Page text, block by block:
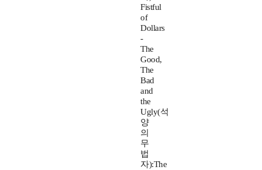
Fistful
of
Dollars
-
The
Good,
The
Bad
and
the
Ugly(석
양
의
무
법
자):The